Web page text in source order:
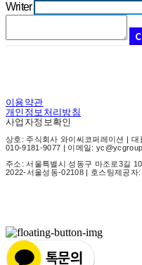
Writer
이용약관
개인정보처리방침
사업자정보확인
상호: 주식회사 와이씨코퍼레이션 |
010-9181-9077 | 이메일:
주소: 서울특별시 성동구 마조로3길
2022-서울성동-02108| 호스팅제공자: